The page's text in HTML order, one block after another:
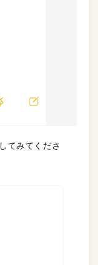
てみてくださ